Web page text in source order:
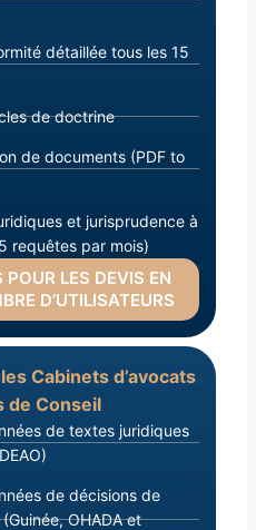
détaillée tous les 15
de doctrine
de documents (PDF to
et jurisprudence à
requêtes par mois)
LES DEVIS EN
D’UTILISATEURS
Cabinets d’avocats
de Conseil
de textes juridiques
de décisions de
OHADA et